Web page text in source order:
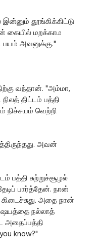
தூங்கிக்கிட்டு
கையில் மறக்காம
பயம் அவனுக்கு."
வந்தான். "அம்மா,
திட்டம் பத்தி
வெற்றி
அவன்
சுற்றுச்சூழல்
பார்த்தேன். நான்
அதை நான்
நல்லாத்
அதைப்பத்தி
know?"